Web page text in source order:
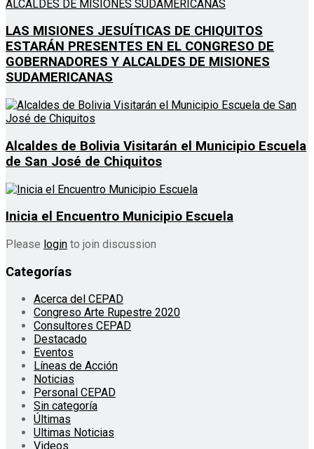
LAS MISIONES JESUÍTICAS DE CHIQUITOS
ESTARÁN PRESENTES EN EL CONGRESO DE
GOBERNADORES Y ALCALDES DE MISIONES
SUDAMERICANAS
Alcaldes de Bolivia Visitarán el Municipio Escuela
de San José de Chiquitos
Inicia el Encuentro Municipio Escuela
Please login to join discussion
Categorías
Acerca del CEPAD
Congreso Arte Rupestre 2020
Consultores CEPAD
Destacado
Eventos
Líneas de Acción
Noticias
Personal CEPAD
Sin categoría
Últimas
Ultimas Noticias
Videos